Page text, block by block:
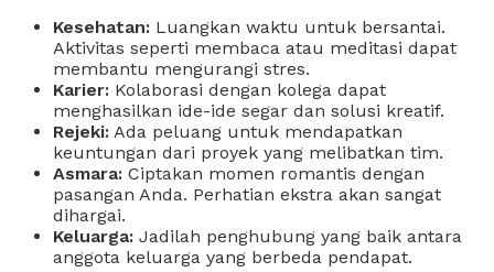
Kesehatan: Luangkan waktu untuk bersantai.
Aktivitas seperti membaca atau meditasi dapat
membantu mengurangi stres.
Karier: Kolaborasi dengan kolega dapat
menghasilkan ide-ide segar dan solusi kreatif.
Rejeki: Ada peluang untuk mendapatkan
keuntungan dari proyek yang melibatkan tim.
Asmara: Ciptakan momen romantis dengan
pasangan Anda. Perhatian ekstra akan sangat
dihargai.
Keluarga: Jadilah penghubung yang baik antara
anggota keluarga yang berbeda pendapat.